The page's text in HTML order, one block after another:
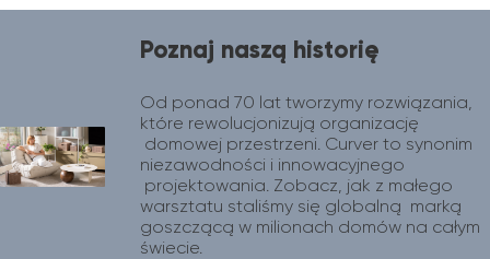
Poznaj naszą historię
Od ponad 70 lat tworzymy rozwiązania,
które rewolucjonizują organizację
domowej przestrzeni. Curver to synonim
niezawodności i innowacyjnego
projektowania. Zobacz, jak z małego
warsztatu staliśmy się globalną  marką
goszczącą w milionach domów na całym
świecie.